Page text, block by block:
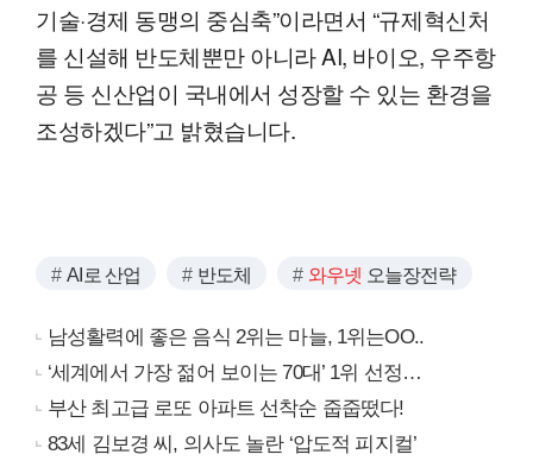
기술·경제 동맹의 중심축”이라면서 “규제혁신처
를 신설해 반도체뿐만 아니라 AI, 바이오, 우주항
공 등 신산업이 국내에서 성장할 수 있는 환경을
조성하겠다”고 밝혔습니다.
AI로 산업 반도체 와우넷 오늘장전략
남성활력에 좋은 음식 2위는 마늘, 1위는OO..
‘세계에서 가장 젊어 보이는 70대’ 1위 선정…
부산 최고급 로또 아파트 선착순 줍줍떴다!
83세 김보경 씨, 의사도 놀란 ‘압도적 피지컬’